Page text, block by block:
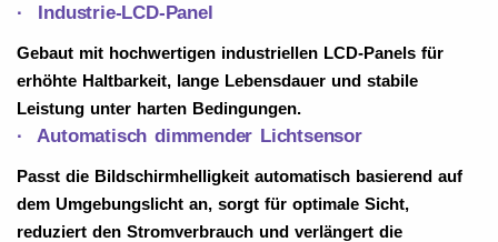
· Industrie-LCD-Panel
Gebaut mit hochwertigen industriellen LCD-Panels für
erhöhte Haltbarkeit, lange Lebensdauer und stabile
Leistung unter harten Bedingungen.
· Automatisch dimmender Lichtsensor
Passt die Bildschirmhelligkeit automatisch basierend auf
dem Umgebungslicht an, sorgt für optimale Sicht,
reduziert den Stromverbrauch und verlängert die